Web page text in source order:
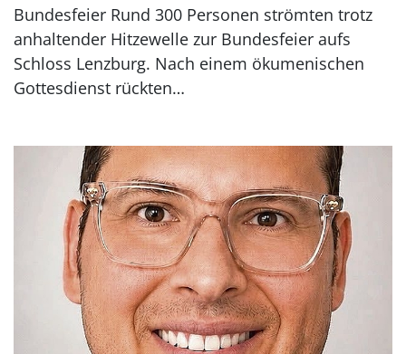
Bundesfeier Rund 300 Personen strömten trotz
anhaltender Hitzewelle zur Bundesfeier aufs
Schloss Lenzburg. Nach einem ökumenischen
Gottesdienst rückten…